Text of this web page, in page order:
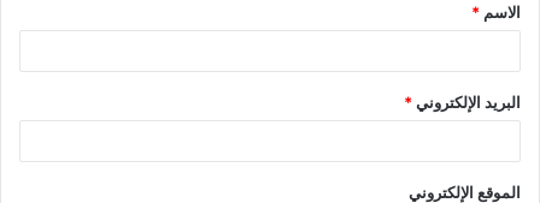
*
الاسم *
البريد الإلكتروني*
الموقع الإلكتروني